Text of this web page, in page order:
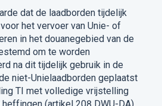
dat de laadborden tijdelijk
voor het vervoer van Unie- of
in het douanegebied van de
om te worden
na dit tijdelijk gebruik in de
niet-Unielaadborden geplaatst
TI met volledige vrijstelling